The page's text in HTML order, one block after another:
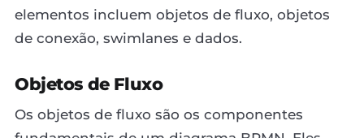
elementos incluem objetos de fluxo, objetos
de conexão, swimlanes e dados.
Objetos de Fluxo
Os objetos de fluxo são os componentes